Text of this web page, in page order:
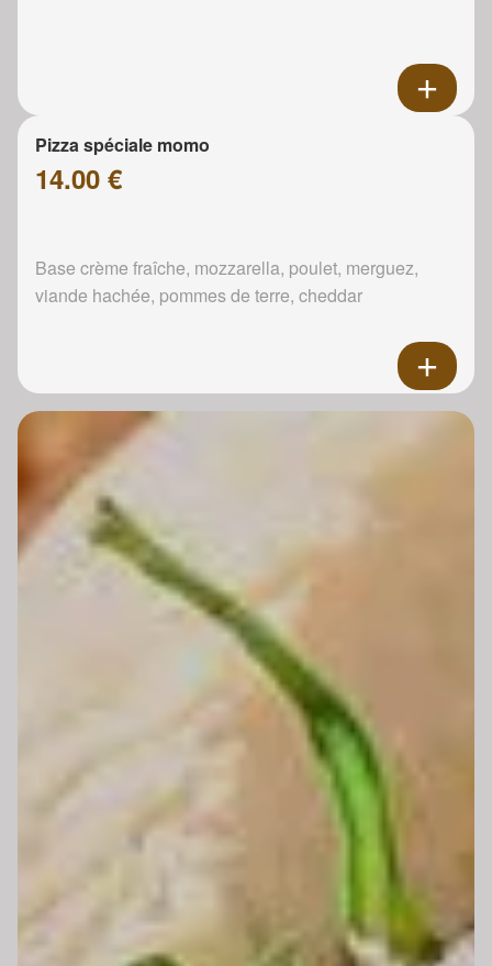
Pizza spéciale momo
14.00 €
Base crème fraîche, mozzarella, poulet, merguez,
viande hachée, pommes de terre, cheddar